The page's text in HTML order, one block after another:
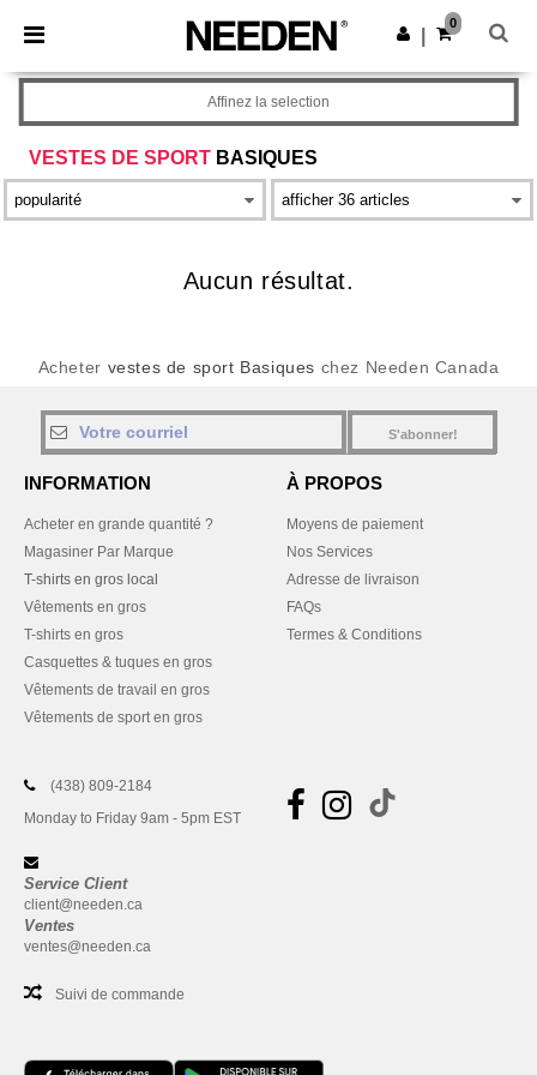
× Appli Needen
Meilleurs prix sur l’app !
Obtenir l'appli
0
VESTES DE SPORT BASIQUES
Affinez la selection
Aucun résultat.
Acheter vestes de sport Basiques chez Needen Canada
S'abonner!
INFORMATION
Acheter en grande quantité ?
Magasiner Par Marque
T-shirts en gros local
Vêtements en gros
T-shirts en gros
Casquettes & tuques en gros
Vêtements de travail en gros
Vêtements de sport en gros
À PROPOS
Moyens de paiement
Nos Services
Adresse de livraison
FAQs
Termes & Conditions
(438) 809-2184
Monday to Friday 9am - 5pm EST
Service Client
client@needen.ca
Ventes
ventes@needen.ca
Suivi de commande